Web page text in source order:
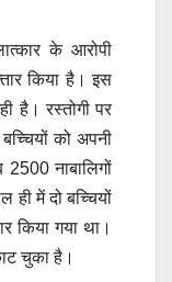
के आरोपी
किया है। इस
है। रस्तोगी पर
को अपनी
नाबालिगों
ही में दो बच्चियों
किया गया था।
चुका है।